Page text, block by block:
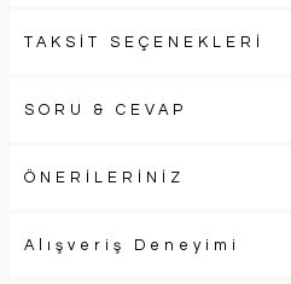
TAKSİT SEÇENEKLERİ
SORU & CEVAP
ÖNERİLERİNİZ
Alışveriş Deneyimi